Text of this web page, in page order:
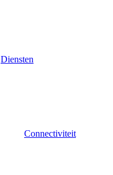
Diensten
Connectiviteit